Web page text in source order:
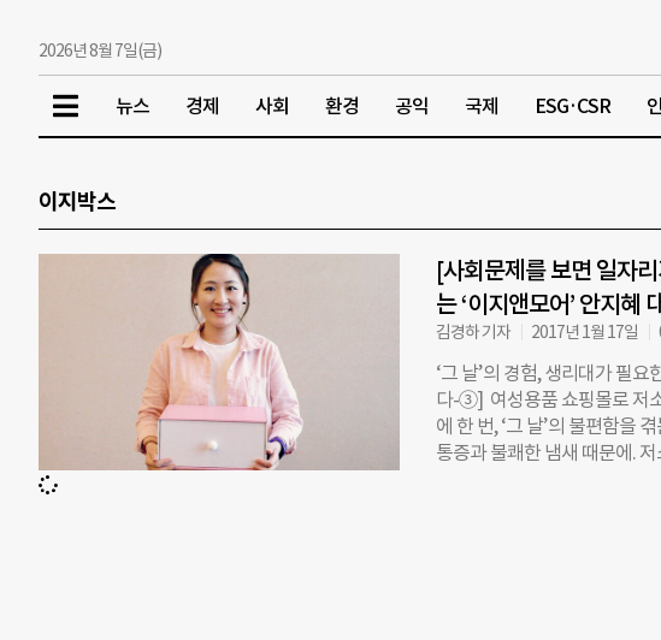
2026년 8월 7일(금)
뉴스 경제 사회 환경 공익 국제 ESG·CSR
이지박스
[사회문제를 보면 일자
는 ‘이지앤모어’ 안지혜
김경하 기자 2017년 1월 17일
‘그 날’의 경험, 생리대가 필
다-③] 여성용품 쇼핑몰로 저
에 한 번, ‘그 날’의 불편함을
통증과 불쾌한 냄새 때문에.